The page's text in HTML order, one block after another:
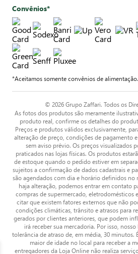
Convênios*
*Aceitamos somente convênios de alimentação.
© 2026 Grupo Zaffari. Todos os
As fotos dos produtos são meramente
produto real, confirme os detalhes do
Preços e produtos válidos exclusivamente,
alteração de preço, condições de pagamento
sem aviso prévio. Os preços visualizados
praticados nas lojas físicas. Os produtos
de estoque quando o pedido estiver em
sujeitos a confirmação de dados cadastrais e
são agendados com dia e horário definidos no
haja alteração, podemos entrar em contato
compras de supermercado, eletrodomésticos
citar que existem fatores externos que não
condições climáticas, trânsito e atrasos para
gerados por clientes anteriores, que podem
irá receber sua mercadoria. Por isso,
tolerância de atraso de, em média, 30 minutos.
maior de idade no local para receber a
entregadores da Loja Online não realiza